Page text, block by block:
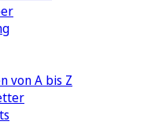
von A bis Z